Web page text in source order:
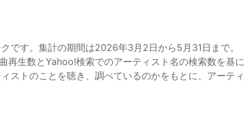
です。集計の期間は2026年3月2日から5月31日まで。
再生数とYahoo!検索でのアーティスト名の検索数を基に
ストのことを聴き、調べているのかをもとに、アーティ